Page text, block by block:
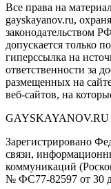
Все права на
gayskayanov.ru,
законодательством
допускается только
гиперссылка на
ответственности за
размещенных на
веб-сайтов, на
GAYSKAYANOV.RU
Зарегистрировано
связи,
коммуникаций
№ ФС77-82597 от 30